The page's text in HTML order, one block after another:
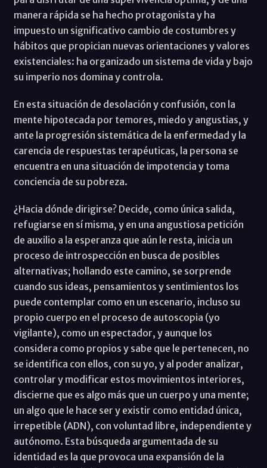
manera rápida se ha hecho protagonista y ha
impuesto un significativo cambio de costumbres y
hábitos que propician nuevas orientaciones y valores
existenciales: ha organizado un sistema de vida y bajo
su imperio nos domina y controla.
En esta situación de desolación y confusión, con la
mente hipotecada por temores, miedo y angustias, y
ante la progresión sistemática de la enfermedad y la
carencia de respuestas terapéuticas, la persona se
encuentra en una situación de impotencia y toma
conciencia de su pobreza.
¿Hacia dónde dirigirse? Decide, como única salida,
refugiarse en sí misma, y en una angustiosa petición
de auxilio a la esperanza que aún le resta, inicia un
proceso de introspección en busca de posibles
alternativas; hollando este camino, se sorprende
cuando sus ideas, pensamientos y sentimientos los
puede contemplar como en un escenario, incluso su
propio cuerpo en el proceso de autoscopia (yo
vigilante), como un espectador, y aunque los
considera como propios y sabe que le pertenecen, no
se identifica con ellos, con su yo, y al poder analizar,
controlar y modificar estos movimientos interiores,
discierne que es algo más que un cuerpo y una mente;
un algo que le hace ser y existir como entidad única,
irrepetible (ADN), con voluntad libre, independiente y
autónomo. Esta búsqueda argumentada de su
identidad es la que provoca una expansión de la